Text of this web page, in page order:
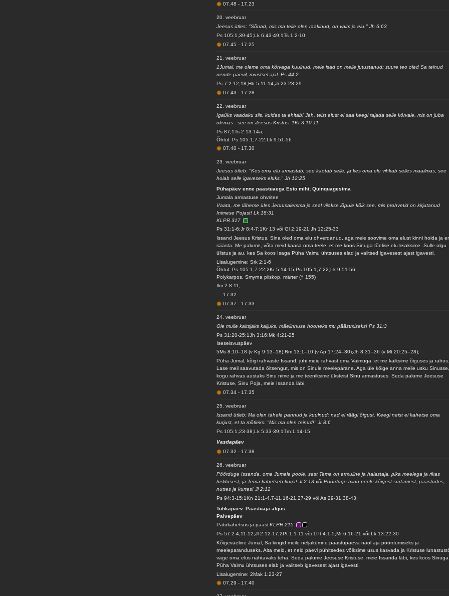
07.48- 17.23
20. veebruar
Jeesus ütles: "Sõnad, mis ma teile olen rääkinud, on vaim ja elu." Jh 6:63
Ps 105:1,39-45;Lk 6:43-49;1Ts 1:2-10
07.45- 17.25
21. veebruar
1Jumal, me oleme oma kõrvaga kuulnud, meie isad on meile jutustanud: suure teo oled Sa teinud
nende päevil, muistsel ajal. Ps 44:2
Ps 7:2-12,18;Hb 5:11-14;Jr 23:23-29
07.43- 17.28
22. veebruar
Igaüks vaadaku siis, kuidas ta ehitab! Jah, teist alust ei saa keegi rajada selle kõrvale, mis on juba
olemas - see on Jeesus Kristus. 1Kr 3:10-11
Ps 87;1Ts 2:13-14a;
Õhtul: Ps 105:1,7-22;Lk 9:51-56
07.40- 17.30
23. veebruar
Jeesus ütleb: "Kes oma elu armastab, see kaotab selle, ja kes oma elu vihkab selles maailmas, see
hoiab selle igaveseks eluks." Jh 12:25
Pühapäev enne paastuaega Esto mihi; Quinquagesima
Jumala armastuse ohvritee
Vaata, me läheme üles Jeruusalemma ja seal viiakse lõpule kõik see, mis prohvetid on kirjutanud
Inimese Pojast! Lk 18:31
KLPR 317
Ps 31:1-6;Jr 8:4-7;1Kr 13 või Gl 2:19-21;Jh 12:25-33
Issand Jeesus Kristus, Sina oled oma elu ohverdanud, aga meie soovime oma elust kinni hoida ja
säästa. Me palume, võta meid kaasa oma teele, et me koos Sinuga tõelise elu leiaksime. Sulle olgu
ülistus ja au, kes Sa koos Isaga Püha Vaimu ühtsuses elad ja valitsed igavesest ajast igavesti.
Lisalugemine: Srk 2:1-6
Õhtul: Ps 105:1,7-22;2Kr 5:14-15;Ps 105:1,7-22;Lk 9:51-56
Polykarpos, Smyrna piiskop, märter († 155)
Ilm 2:8-11;
17.32
07.37- 17.33
24. veebruar
Ole mulle kaitsjaks kaljuks, mäelinnuse hooneks mu päästmiseks! Ps 31:3
Ps 31:20-25;1Jh 3:16;Mk 4:21-25
Iseseisvuspäev
5Ms 8:10–18 (v Kg 9:13–18);Rm 13:1–10 (v Ap 17:24–30);Jh 8:31–36 (v Mt 20:25–28);
Püha Jumal, kõigi rahvaste Issand, juhi meie rahvast oma Vaimuga, et me käiksime õiguses ja
Lase meil saavutada õitsengut, mis on Sinule meelepärane. Aga üle kõige anna meile usku
kogu rahvas austaks Sinu nime ja me teeniksime üksteist Sinu armastuses. Seda palume Jeesuse
Kristuse, Sinu Poja, meie Issanda läbi.
07.34- 17.35
25. veebruar
Issand ütleb: Ma olen tähele pannud ja kuulnud: nad ei räägi õigust. Keegi neist ei kahetse oma
kurjust, et ta mõtleks: "Mis ma olen teinud!" Jr 8:6
Ps 105:1,23-38;Lk 5:33-39;1Tm 1:14-15
Vastlapäev
07.32- 17.38
26. veebruar
Pöörduge Issanda, oma Jumala poole, sest Tema on armuline ja halastaja, pika meelega ja rikas
heldusest, ja Tema kahetseb kurja! Jl 2:13 või Pöörduge minu poole kõigest südamest, paastudes,
nuttes ja kurtes! Jl 2:12
Ps 94:3-15;1Kn 21:1-4,7-11,16-21,27-29 või As 29-31,38-43;
Tuhkapäev. Paastuaja algus
Palvepäev
Patukahetsus ja paastKLPR 215
Ps 57:2-4,11-12;Jl 2:12-17;2Pt 1:1-11 või 1Pt 4:1-5;Mt 6:16-21 või Lk 13:22-30
Kõigeväeline Jumal, Sa kingid meile neljakümne paastupäeva näol aja pöördumiseks ja
meeleparanduseks. Aita meid, et neid päevi pühitsedes võiksime usus kasvada ja Kristuse
väge oma elus nähtavaks teha. Seda palume Jeesuse Kristuse, meie Issanda läbi, kes koos Sinuga
Püha Vaimu ühtsuses elab ja valitseb igavesest ajast igavesti.
Lisalugemine: 2Mak 1:23-27
07.29- 17.40